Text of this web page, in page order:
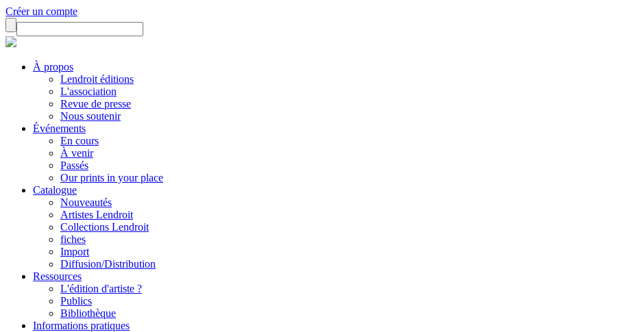
Créer un compte
À propos
Lendroit éditions
L'association
Revue de presse
Nous soutenir
Événements
En cours
À venir
Passés
Our prints in your place
Catalogue
Nouveautés
Artistes Lendroit
Collections Lendroit
fiches
Import
Diffusion/Distribution
Ressources
L'édition d'artiste ?
Publics
Bibliothèque
Informations pratiques